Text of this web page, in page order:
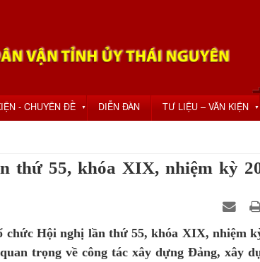
- CHUYÊN ĐỀ ▼ DIỄN ĐÀN TƯ LIỆU – VĂN KIỆN ▼
thứ 55, khóa XIX, nhiệm kỳ
Hội nghị lần thứ 55, khóa XIX, nhiệm
trọng về công tác xây dựng Đảng, xây